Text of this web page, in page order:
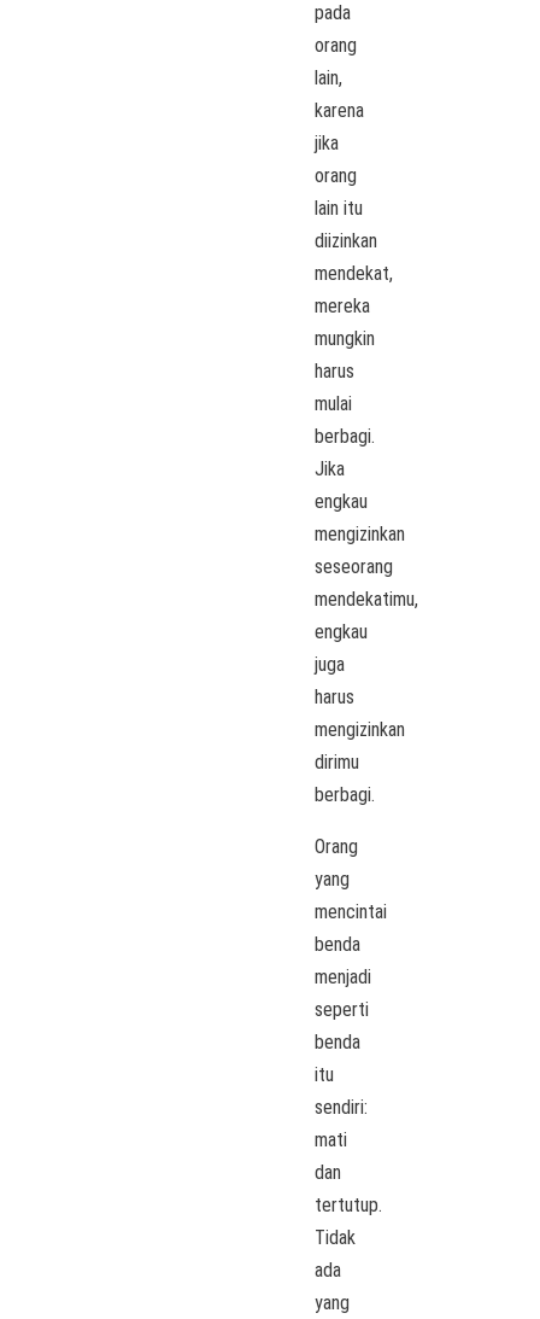
pada
orang
lain,
karena
jika
orang
lain itu
diizinkan
mendekat,
mereka
mungkin
harus
mulai
berbagi.
Jika
engkau
mengizinkan
seseorang
mendekatimu,
engkau
juga
harus
mengizinkan
dirimu
berbagi.
Orang
yang
mencintai
benda
menjadi
seperti
benda
itu
sendiri:
mati
dan
tertutup.
Tidak
ada
yang